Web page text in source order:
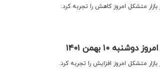
بازار متشکل امروز کاهش را تجربه کرد.
۱۰ بهمن ۱۴۰۱
متشکل امروز افزایش را تجربه کرد.